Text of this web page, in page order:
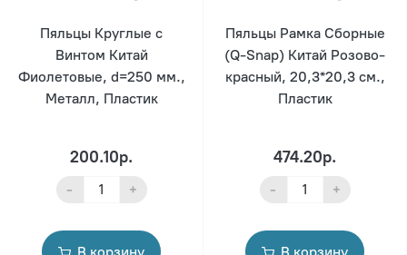
Пяльцы Круглые с
Винтом Китай
Фиолетовые, d=250 мм.,
Металл, Пластик
200.10р.
- +
Пяльцы Рамка Сборные
(Q-Snap) Китай Розово-
красный, 20,3*20,3 см.,
Пластик
474.20р.
- +